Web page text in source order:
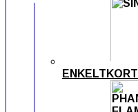
ENKELTKORT